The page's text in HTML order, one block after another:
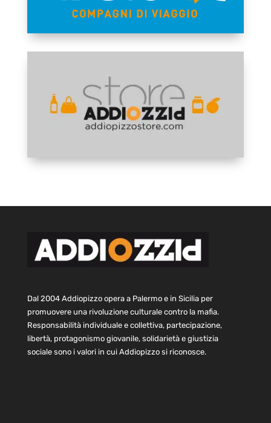
Dal 2004 Addiopizzo opera a Palermo e in Sicilia per
promuovere una rivoluzione culturale contro la mafia.
Responsabilità individuale e collettiva, partecipazione,
libertà, protagonismo giovanile, solidarietà e giustizia
sociale sono i valori in cui Addiopizzo si riconosce.